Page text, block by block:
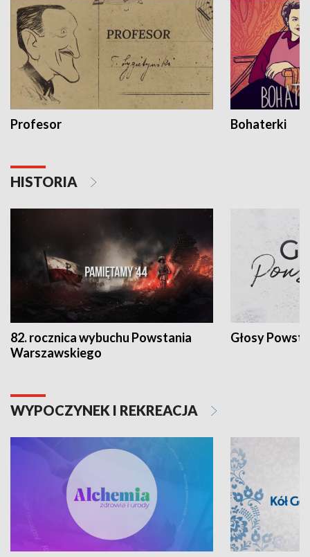
Profesor Bohaterki
HISTORIA
82. rocznica wybuchu Powstania
Warszawskiego
Głosy
WYPOCZYNEK I REKREACJA